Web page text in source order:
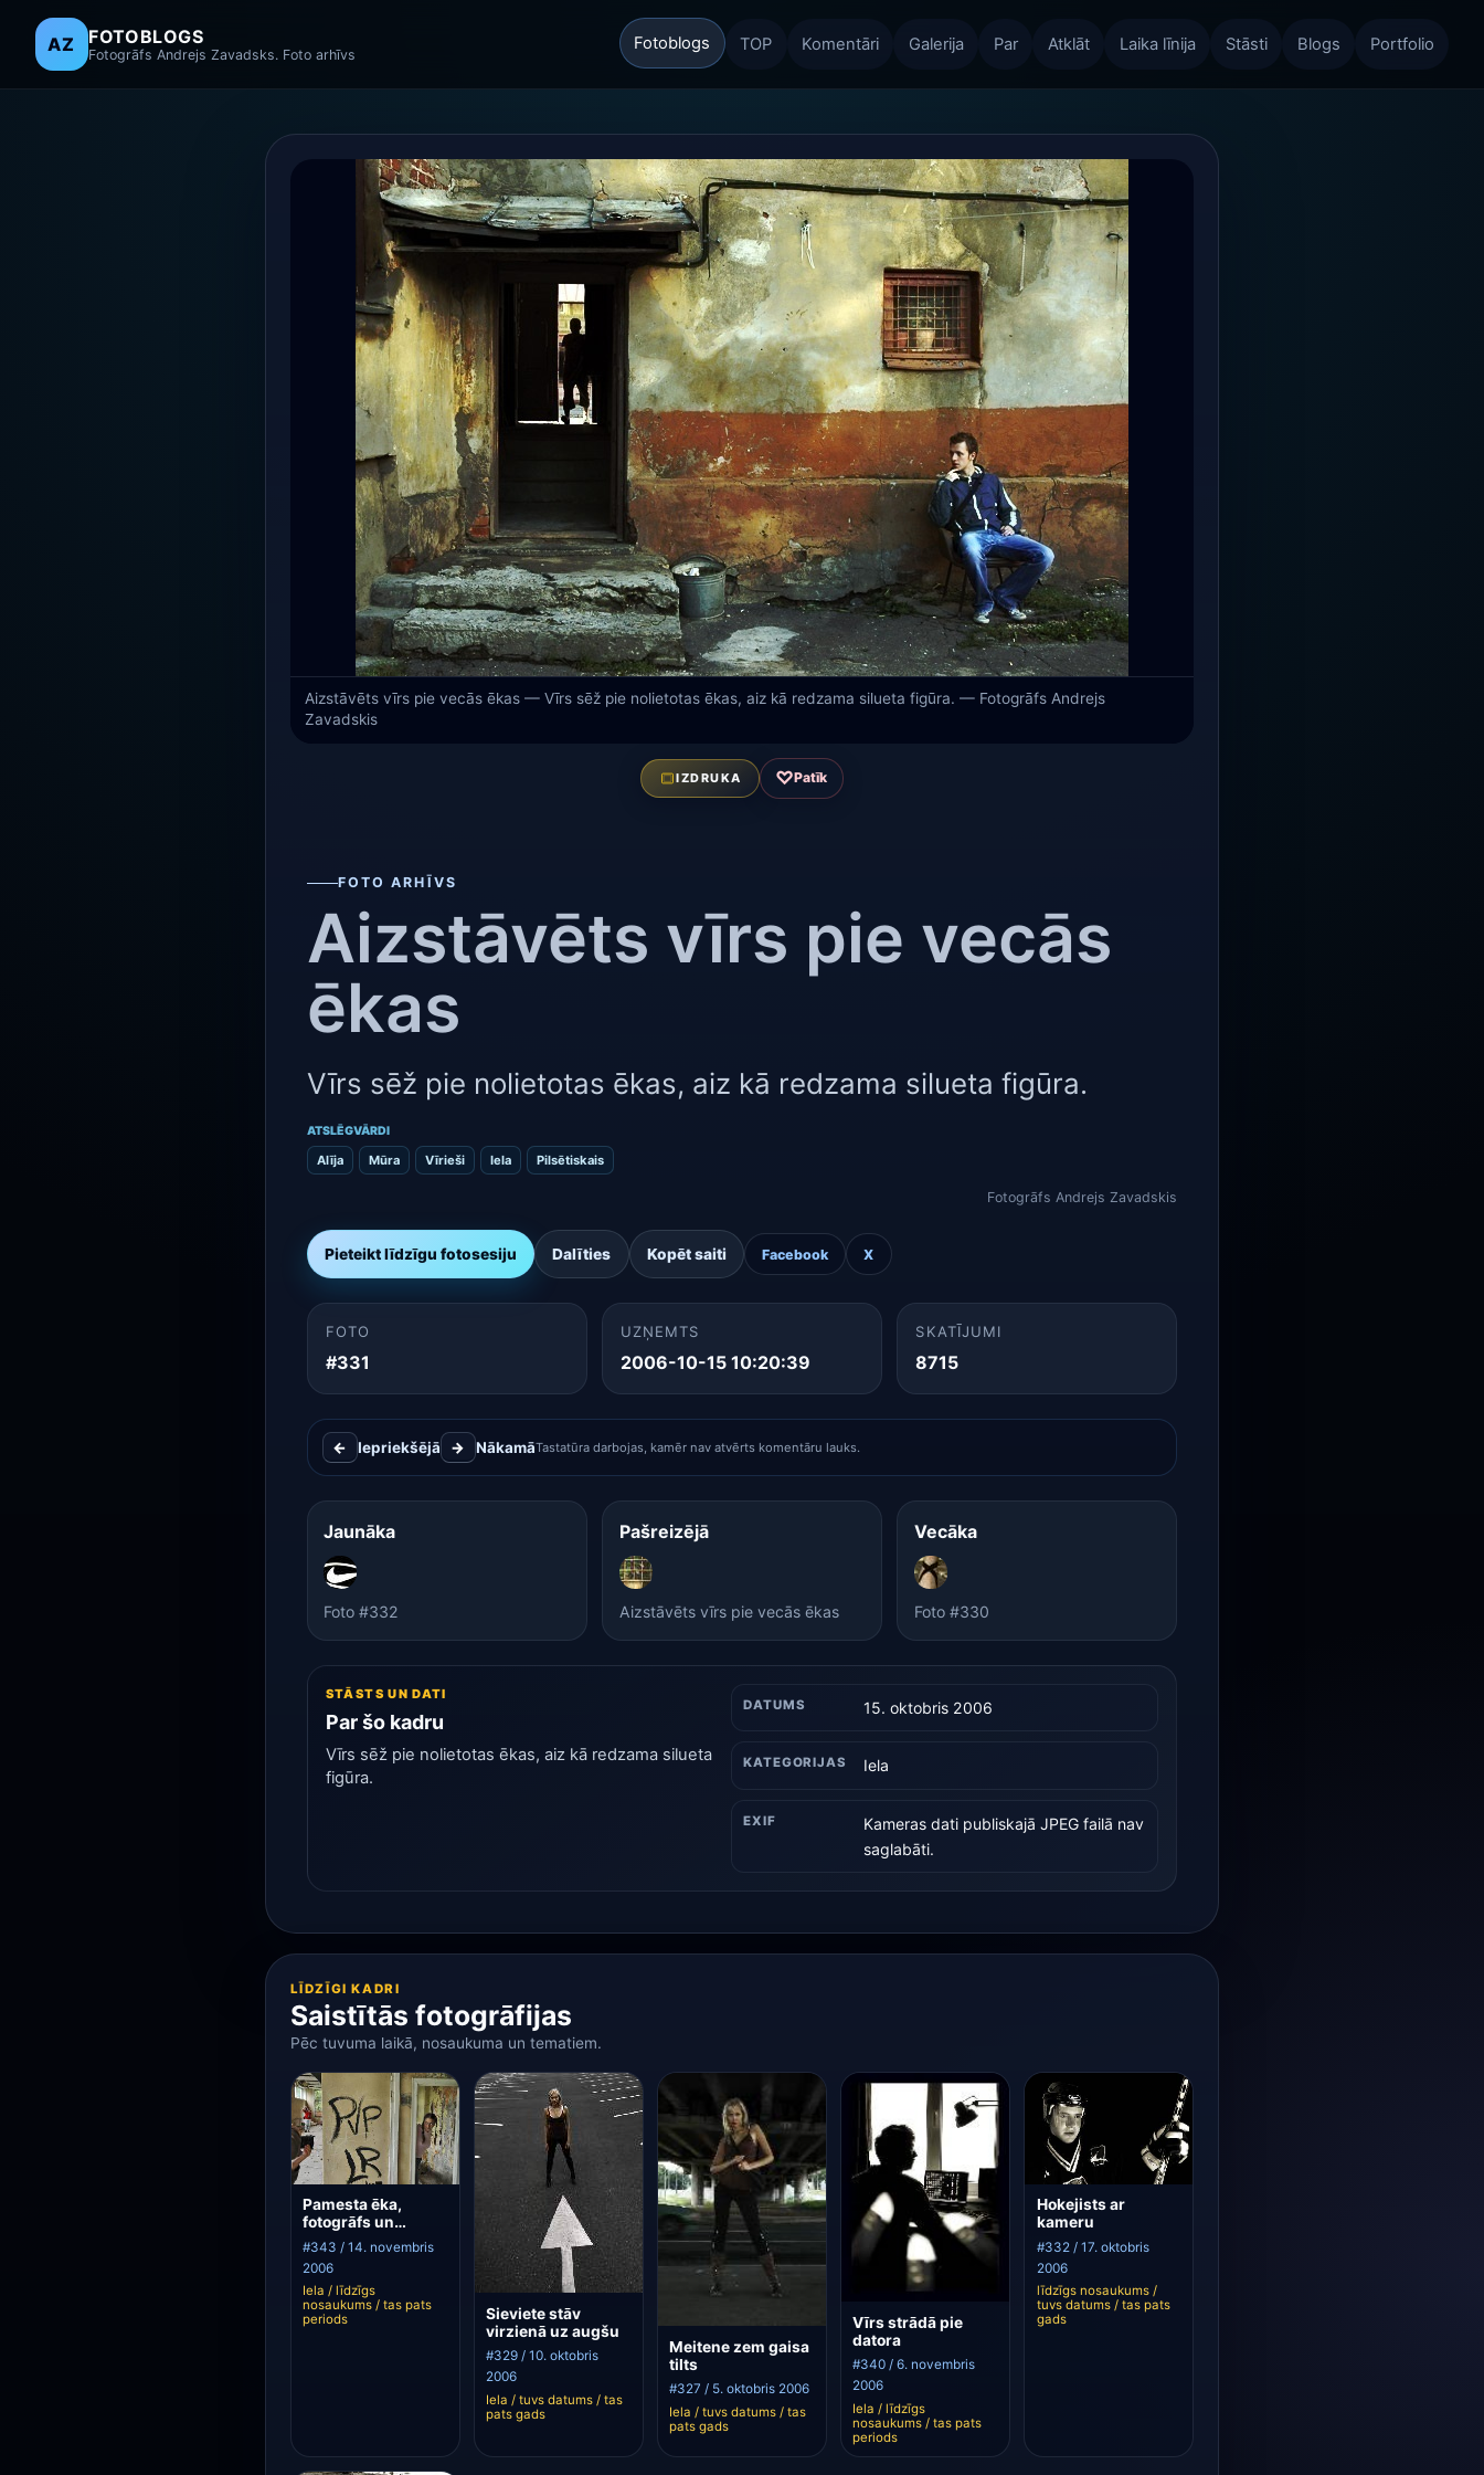
AZ FOTOBLOGS
Fotogrāfs Andrejs Zavadsks. Foto arhīvs
Fotoblogs TOP Komentāri Galerija Par Atklāt Laika līnija Stāsti Blogs Portfolio
Aizstāvēts vīrs pie vecās ēkas — Vīrs sēž pie nolietotas ēkas, aiz kā redzama silueta figūra. — Fotogrāfs Andrejs
Zavadskis
IZDRUKA ♡Patīk
FOTO ARHĪVS
Aizstāvēts vīrs pie vecās
ēkas
Vīrs sēž pie nolietotas ēkas, aiz kā redzama silueta figūra.
ATSLĒGVĀRDI
Alīja Mūra Vīrieši Iela Pilsētiskais
Fotogrāfs Andrejs Zavadskis
Pieteikt līdzīgu fotosesiju Dalīties Kopēt saiti Facebook X
FOTO
#331
UZŅEMTS
2006-10-15 10:20:39
SKATĪJUMI
8715
← Iepriekšējā → NākamāTastatūra darbojas, kamēr nav atvērts komentāru lauks.
Jaunāka
Foto #332
Pašreizējā
Aizstāvēts vīrs pie vecās ēkas
Vecāka
Foto #330
STĀSTS UN DATI
Par šo kadru
Vīrs sēž pie nolietotas ēkas, aiz kā redzama silueta
figūra.
DATUMS 15. oktobris 2006
KATEGORIJAS Iela
EXIF
Kameras dati publiskajā JPEG failā nav
saglabāti.
LĪDZĪGI KADRI
Saistītās fotogrāfijas
Pēc tuvuma laikā, nosaukuma un tematiem.
Pamesta ēka,
fotogrāfs un
meitene
#343 / 14. novembris
2006
Iela / līdzīgs
nosaukums / tas pats
periods
Sieviete stāv
virzienā uz augšu
#329 / 10. oktobris
2006
Iela / tuvs datums / tas
pats gads
Meitene zem gaisa
tilts
#327 / 5. oktobris 2006
Iela / tuvs datums / tas
pats gads
Vīrs strādā pie
datora
#340 / 6. novembris
2006
Iela / līdzīgs
nosaukums / tas pats
periods
Hokejists ar
kameru
#332 / 17. oktobris
2006
līdzīgs nosaukums /
tuvs datums / tas pats
gads